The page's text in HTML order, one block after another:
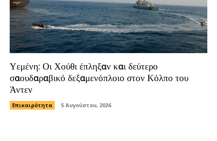
Υεμένη: Οι Χούθι έπληξαν και δεύτερο
σαουδαραβικό δεξαμενόπλοιο στον Κόλπο του
Άντεν
Επικαιρότητα 5 Αυγούστου, 2026